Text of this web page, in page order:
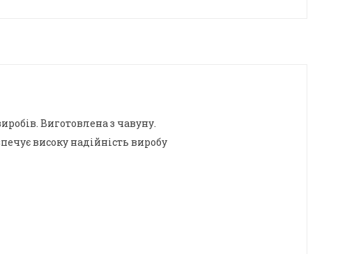
Виготовлена з чавуну.
високу надійність виробу